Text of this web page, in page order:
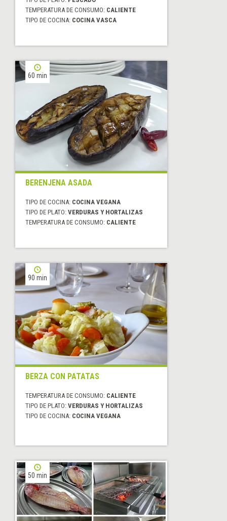
TEMPERATURA DE CONSUMO: CALIENTE
TIPO DE COCINA: COCINA VASCA
60 min
BERENJENA ASADA
TIPO DE COCINA: COCINA VEGANA
TIPO DE PLATO: VERDURAS Y HORTALIZAS
TEMPERATURA DE CONSUMO: CALIENTE
90 min
BERZA CON PATATAS
TEMPERATURA DE CONSUMO: CALIENTE
TIPO DE PLATO: VERDURAS Y HORTALIZAS
TIPO DE COCINA: COCINA VEGANA
50 min